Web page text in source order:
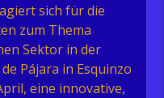
sich für die
zum Thema
Sektor in der
Pájara in Esquinzo
eine innovative,